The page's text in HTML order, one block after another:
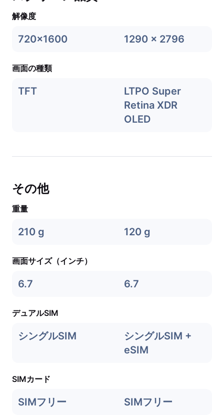
解像度
720x1600 1290 x 2796
画面の種類
TFT
LTPO Super
Retina XDR
OLED
その他
重量
210 g 120 g
画面サイズ（インチ）
6.7 6.7
デュアルSIM
シングルSIM
シングルSIM +
eSIM
SIMカード
SIMフリー SIMフリー